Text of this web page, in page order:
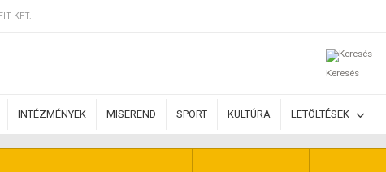
KFT.
Keresés
INTÉZMÉNYEK MISEREND SPORT KULTÚRA LETÖLTÉSEK